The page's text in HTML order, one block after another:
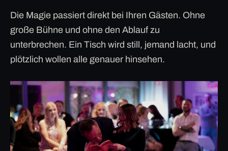
Die Magie passiert direkt bei Ihren Gästen. Ohne
große Bühne und ohne den Ablauf zu
unterbrechen. Ein Tisch wird still, jemand lacht, und
plötzlich wollen alle genauer hinsehen.